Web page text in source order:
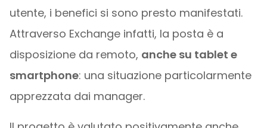
utente, i benefici si sono presto manifestati.
Attraverso Exchange infatti, la posta è a
disposizione da remoto, anche su tablet e
smartphone: una situazione particolarmente
apprezzata dai manager.